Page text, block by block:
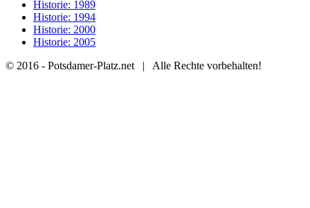
Historie: 1989
Historie: 1994
Historie: 2000
Historie: 2005
© 2016 - Potsdamer-Platz.net | Alle Rechte vorbehalten!